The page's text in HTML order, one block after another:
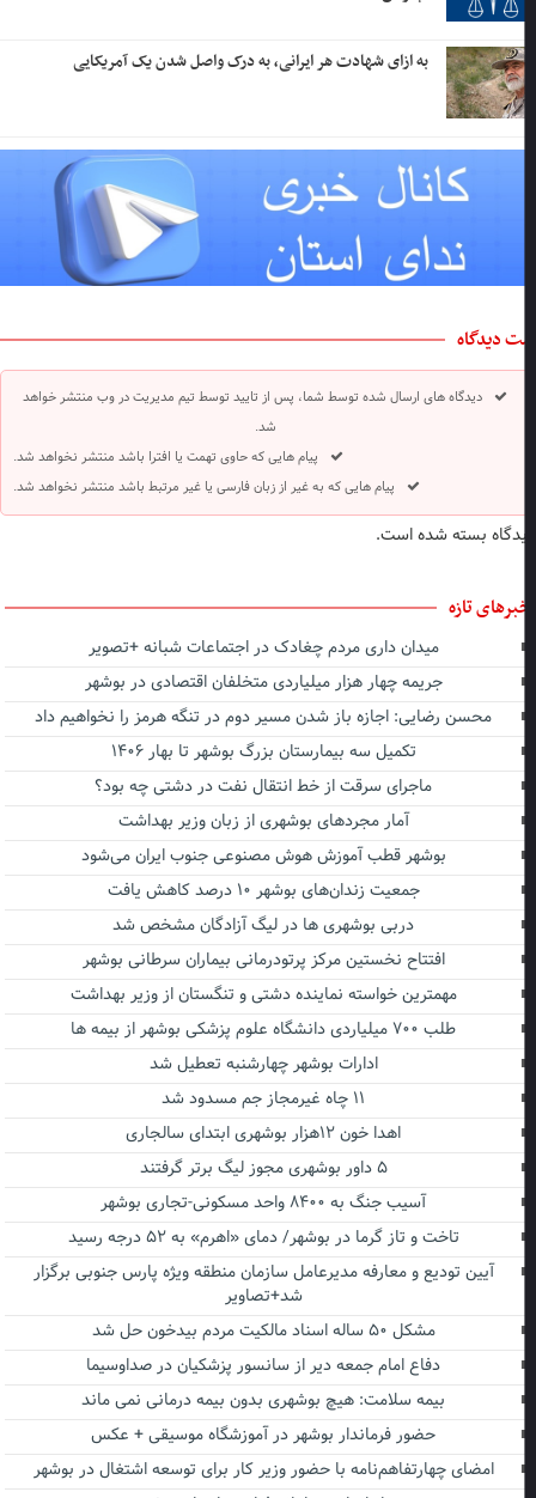
به ازای شهادت هر ایرانی، به درک واصل شدن یک آمریکایی
دیدگاه
دیدگاه های ارسال شده توسط شما، پس از تایید توسط تیم مدیریت در وب منتشر خواهد
شد.
پیام هایی که حاوی تهمت یا افترا باشد منتشر نخواهد شد.
پیام هایی که به غیر از زبان فارسی یا غیر مرتبط باشد منتشر نخواهد شد.
بسته شده است.
تازه
میدان داری مردم چغادک در اجتماعات شبانه +تصویر
جریمه چهار هزار میلیاردی متخلفان اقتصادی در بوشهر
محسن رضایی: اجازه باز شدن مسیر دوم در تنگه هرمز را نخواهیم داد
تکمیل سه بیمارستان بزرگ بوشهر تا بهار ۱۴۰۶
ماجرای سرقت از خط انتقال نفت در دشتی چه بود؟
آمار مجردهای بوشهری از زبان وزیر بهداشت
بوشهر قطب آموزش هوش مصنوعی جنوب ایران می‌شود
جمعیت زندان‌های بوشهر ۱۰ درصد کاهش یافت
دربی بوشهری ها در لیگ آزادگان مشخص شد
افتتاح نخستین مرکز پرتودرمانی بیماران سرطانی بوشهر
مهمترین خواسته نماینده دشتی و تنگستان از وزیر بهداشت
طلب ۷۰۰ میلیاردی دانشگاه علوم پزشکی بوشهر از بیمه ها
ادارات بوشهر چهارشنبه تعطیل شد
اهدا خون ۱۲هزار بوشهری ابتدای سالجاری
آسیب جنگ به ۸۴۰۰ واحد مسکونی-تجاری بوشهر
تاخت و تاز گرما در بوشهر/ دمای «اهرم» به ۵۲ درجه رسید
آیین تودیع و معارفه مدیرعامل سازمان منطقه ویژه پارس جنوبی برگزار
شد+تصاویر
مشکل ۵۰ ساله اسناد مالکیت مردم بیدخون حل شد
دفاع امام جمعه دیر از سانسور پزشکیان در صداوسیما
بیمه سلامت: هیچ بوشهری بدون بیمه درمانی نمی ماند
حضور فرماندار بوشهر در آموزشگاه موسیقی + عکس
امضای چهارتفاهم‌نامه با حضور وزیر کار برای توسعه اشتغال در بوشهر